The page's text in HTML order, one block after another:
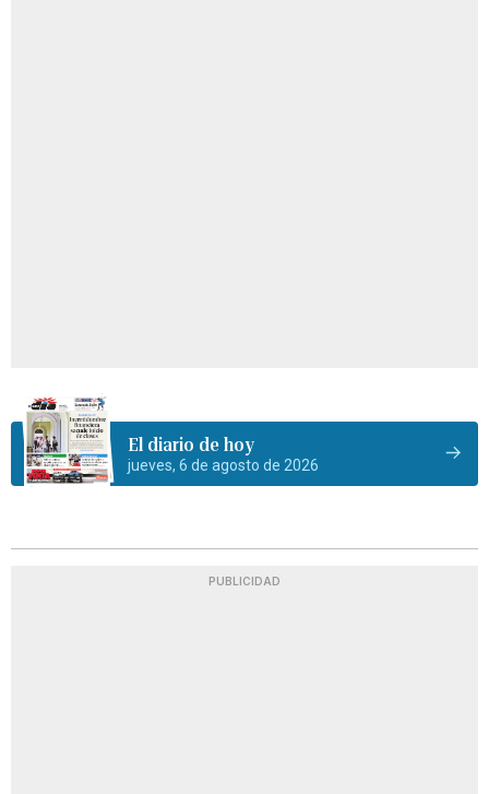
El diario de hoy
jueves, 6 de agosto de 2026
PUBLICIDAD